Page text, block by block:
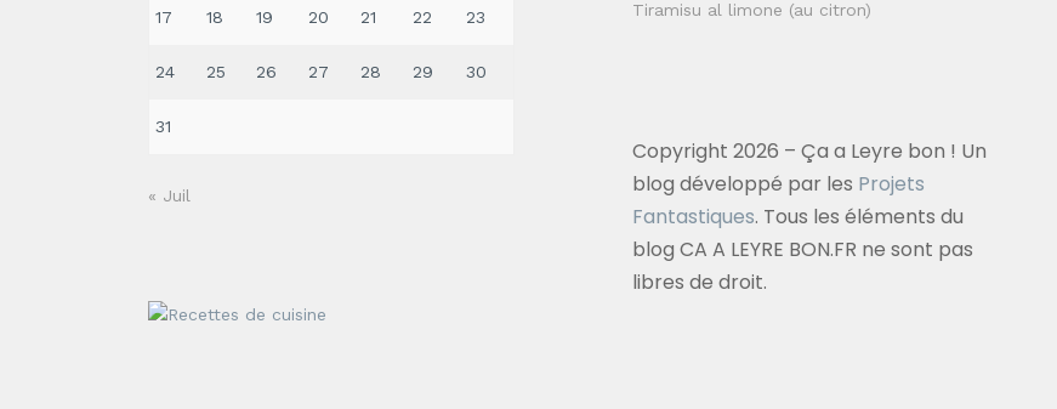
17 18 19 20 21 22 23
24 25 26 27 28 29 30
31
« Juil
Tiramisu al limone (au citron)
Copyright 2026 – Ça a Leyre bon ! Un
blog développé par les Projets
Fantastiques. Tous les éléments du
blog CA A LEYRE BON.FR ne sont pas
libres de droit.